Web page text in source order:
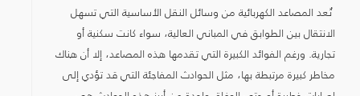
تُعد المصاعد الكهربائية من وسائل النقل الأساسية التي تسهل
الانتقال بين الطوابق في المباني العالية، سواء كانت سكنية أو
تجارية. ورغم الفوائد الكبيرة التي تقدمها هذه المصاعد، إلا أن هناك
مخاطر كبيرة مرتبطة بها، مثل الحوادث المفاجئة التي قد تؤدي إلى